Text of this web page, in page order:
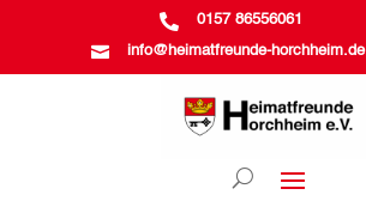
 0157 86556061
 info@heimatfreunde-horchheim.de